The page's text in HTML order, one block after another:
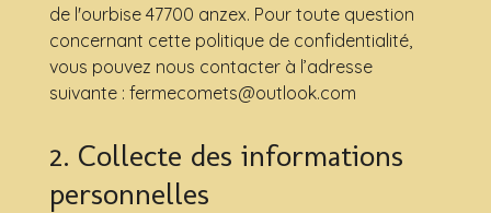
de l'ourbise 47700 anzex. Pour toute question
concernant cette politique de confidentialité,
vous pouvez nous contacter à l’adresse
suivante : fermecomets@outlook.com
2. Collecte des informations
personnelles